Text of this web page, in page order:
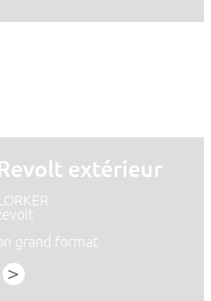
extérieur
grand format
>